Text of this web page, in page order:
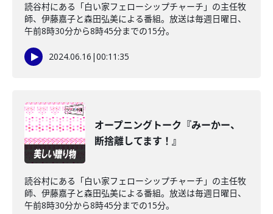
読谷村にある「白い家フェローシップチャーチ」の主任牧
師、伊藤嘉子と森田弘美による番組。放送は毎週日曜日、
午前8時30分から8時45分までの15分。
2024.06.16 |00:11:35
オープニングトーク『みーかー、
断捨離してます！』
読谷村にある「白い家フェローシップチャーチ」の主任牧
師、伊藤嘉子と森田弘美による番組。放送は毎週日曜日、
午前8時30分から8時45分までの15分。